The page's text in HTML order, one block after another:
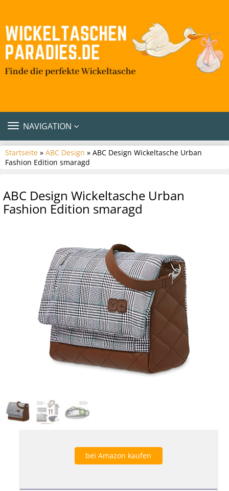
TOGGLE
NAVIGATION
Startseite » ABC Design » ABC Design Wickeltasche Urban
Fashion Edition smaragd
ABC Design Wickeltasche Urban
Fashion Edition smaragd
bei Amazon kaufen